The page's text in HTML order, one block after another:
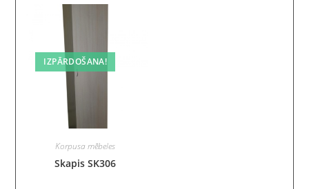
IZPĀRDOŠANA!
Korpusa mēbeles
Skapis SK306